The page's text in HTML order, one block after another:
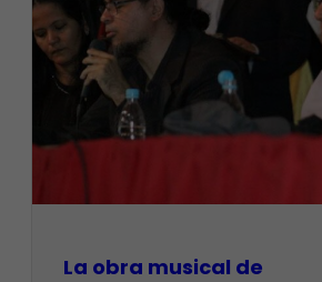
La obra musical de